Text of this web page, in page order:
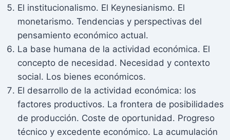
El institucionalismo. El Keynesianismo. El
monetarismo. Tendencias y perspectivas del
pensamiento económico actual.
La base humana de la actividad económica. El
concepto de necesidad. Necesidad y contexto
social. Los bienes económicos.
El desarrollo de la actividad económica: los
factores productivos. La frontera de posibilidades
de producción. Coste de oportunidad. Progreso
técnico y excedente económico. La acumulación